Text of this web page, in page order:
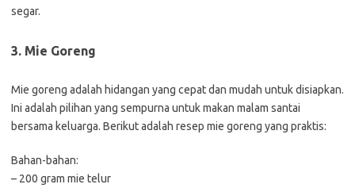
segar.
3. Mie Goreng
Mie goreng adalah hidangan yang cepat dan mudah untuk disiapkan.
Ini adalah pilihan yang sempurna untuk makan malam santai
bersama keluarga. Berikut adalah resep mie goreng yang praktis:
Bahan-bahan:
– 200 gram mie telur